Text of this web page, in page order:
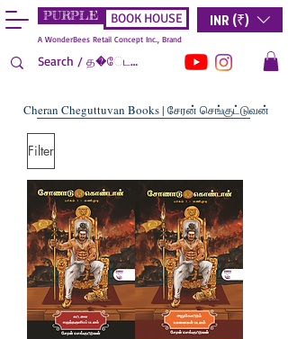
PURPLE BOOK HOUSE
A WonderBees Retail Concept Inc., Brand
INR (₹)
Cheran Cheguttuvan Books | சேரன் செங்குட்டுவன்
Filter